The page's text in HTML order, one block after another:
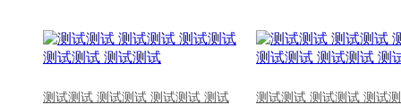
测试测试 测试测试 测试测试 测试 测试测试 测试测试 测试